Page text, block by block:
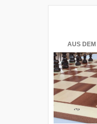
AUS DEM